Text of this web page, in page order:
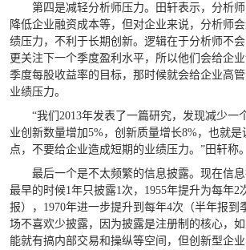
第四是减轻分析师压力。田轩表示，分析师
降低企业融资成本等，但对企业来说，分析师
绩压力，不利于长期创新。逻辑在于分析师不
更关注下一个季度盈利水平，所以他们会给企
季度每股收益率的目标，那时候就会给企业高
业绩压力。
“我们2013年发表了一篇研究，发现减少一
业创新数量增加5%，创新质量增长8%，也就
点，不要给企业造成短期的业绩压力。”田轩称。
最后一个是不太频繁的信息披露。现在信
最早的时候1年只披露1次，1955年提升为每年2
报），1970年进一步提升到每年4次（半年报到
场不喜欢少披露，因为披露是注册制的核心，如
能就有搞内部交易和操纵等空间，但创新型企